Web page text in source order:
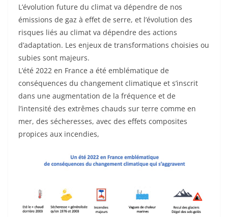
L’évolution future du climat va dépendre de nos
émissions de gaz à effet de serre, et l’évolution des
risques liés au climat va dépendre des actions
d’adaptation. Les enjeux de transformations choisies ou
subies sont majeurs.
L’été 2022 en France a été emblématique de
conséquences du changement climatique et s’inscrit
dans une augmentation de la fréquence et de
l’intensité des extrêmes chauds sur terre comme en
mer, des sécheresses, avec des effets composites
propices aux incendies,